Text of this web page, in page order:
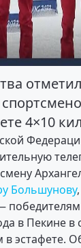
4×10
Большунову
в Пекине в
эстафете.